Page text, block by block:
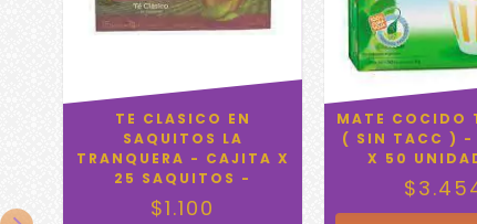
TE CLASICO EN
SAQUITOS LA
TRANQUERA - CAJITA X
25 SAQUITOS -
$1.100
MATE COCIDO
( SIN TACC ) -
X 50